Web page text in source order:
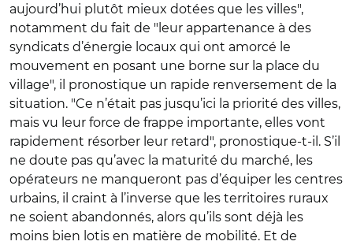
aujourd’hui plutôt mieux dotées que les villes",
notamment du fait de "leur appartenance à des
syndicats d’énergie locaux qui ont amorcé le
mouvement en posant une borne sur la place du
village", il pronostique un rapide renversement de la
situation. "Ce n’était pas jusqu’ici la priorité des villes,
mais vu leur force de frappe importante, elles vont
rapidement résorber leur retard", pronostique-t-il. S’il
ne doute pas qu’avec la maturité du marché, les
opérateurs ne manqueront pas d’équiper les centres
urbains, il craint à l’inverse que les territoires ruraux
ne soient abandonnés, alors qu’ils sont déjà les
moins bien lotis en matière de mobilité. Et de